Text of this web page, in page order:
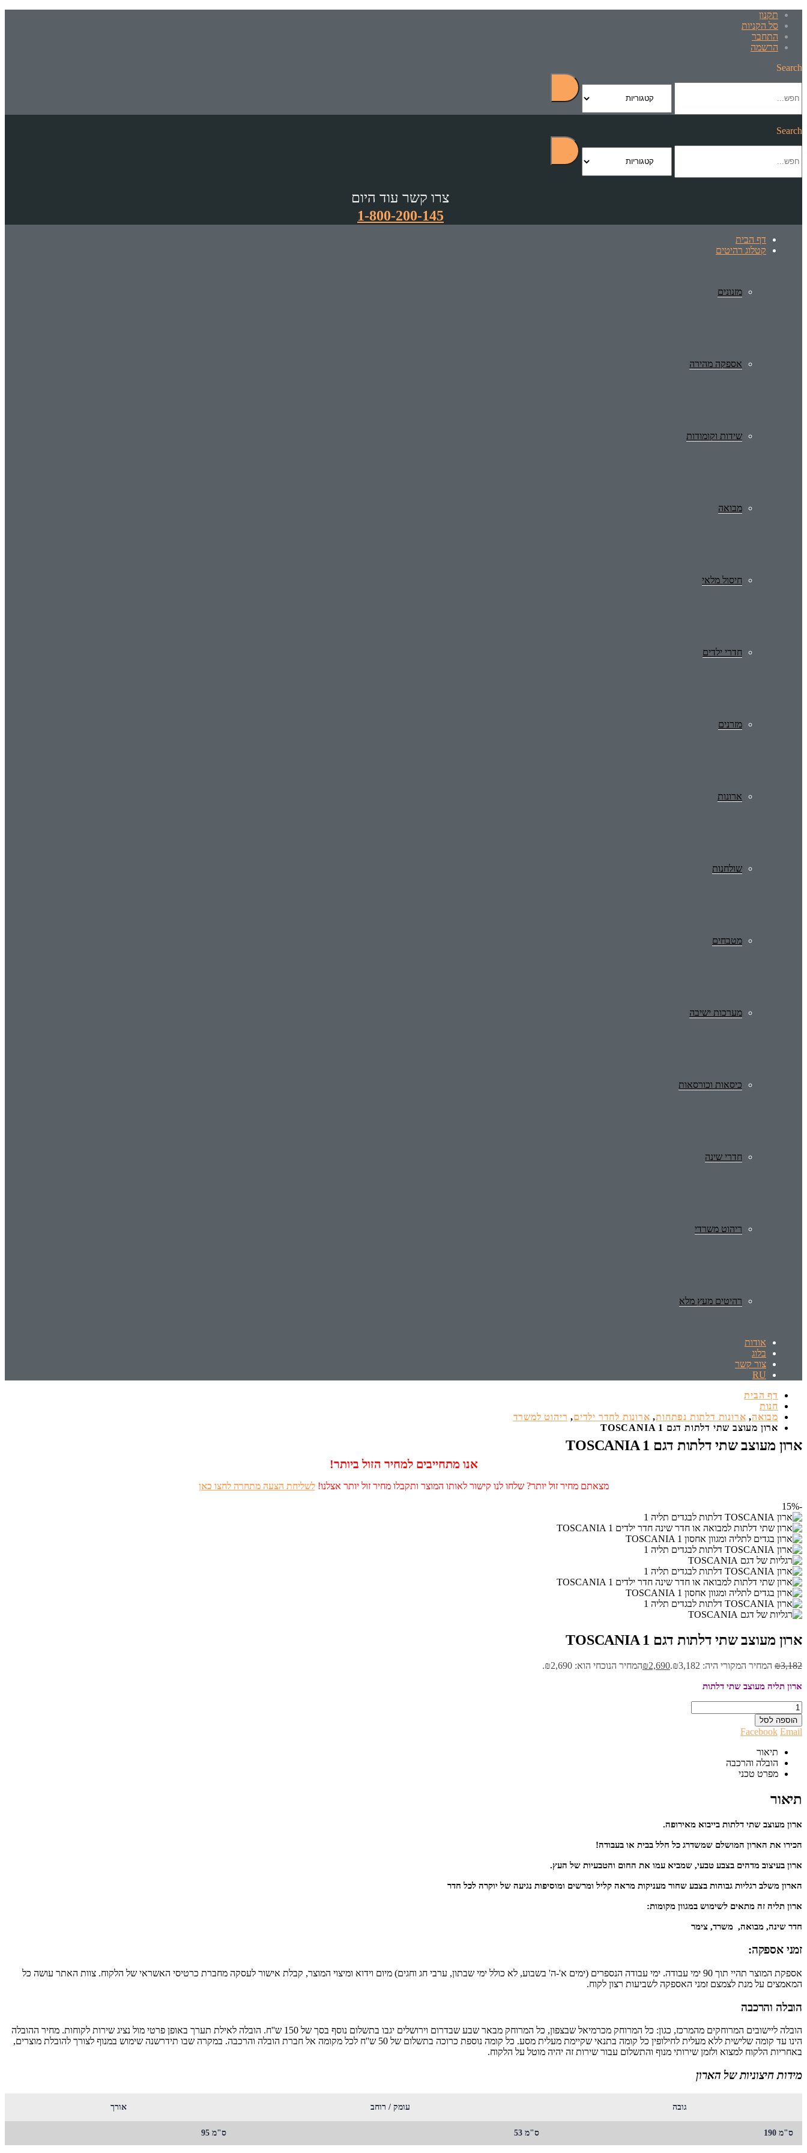
תקנון
סל הקניות
התחבר
הרשמה
Search
Search
צרו קשר עוד היום
1-800-200-145
דף הבית
קטלוג רהיטים
מזנונים
אספקה מהירה
שידות וקומודות
מבואה
חיסול מלאי
חדרי ילדים
מזרנים
ארונות
שולחנות
מטבחים
מערכות ישיבה
כיסאות וכורסאות
חדרי שינה
ריהוט משרדי
רהיטים מעץ מלא
אודות
בלוג
צור קשר
RU
דף הבית
חנות
מבואה, ארונות דלתות נפתחות, ארונות לחדר ילדים, ריהוט למשרד
ארון מעוצב שתי דלתות דגם TOSCANIA 1
ארון מעוצב שתי דלתות דגם TOSCANIA 1
אנו מתחייבים למחיר הזול ביותר!
מצאתם מחיר זול יותר? שלחו לנו קישור לאותו המוצר ותקבלו מחיר זול יותר אצלנו!לשליחת הצעה מתחרה לחצו כאן
-15%
ארון מעוצב שתי דלתות דגם TOSCANIA 1
₪3,182 המחיר המקורי היה: ₪3,182. ₪2,690 המחיר הנוכחי הוא: ₪2,690.
ארון תליה מעוצב שתי דלתות
הוספה לסל
Facebook Email
תיאור
הובלה והרכבה
מפרט טכני
תיאור
ארון מעוצב שתי דלתות בייבוא מאירופה.
הכירו את הארון המושלם שמשדרג כל חלל בבית או בעבודה!
ארון בעיצוב מדהים בצבע טבעי, שמביא עמו את החום והטבעיות של העץ.
הארון משלב רגליות גבוהות בצבע שחור מעניקות מראה קליל ומרשים ומוסיפות נגיעה של יוקרה לכל חדר
ארון תליה זה מתאים לשימוש במגוון מקומות:
חדר שינה, מבואה, משרד, צימר
זמני אספקה:
אספקת המוצר תהיי תוך 90 ימי עבודה. ימי עבודה הנספרים (ימים א'-ה' בשבוע, לא כולל ימי שבתון, ערבי חג וחגים) מיום וידוא ומיצוי המוצר, קבלת אישור לעסקה מחברת כרטיסי האשראי של הלקוח. צוות האתר עושה כל
המאמצים על מנת לצמצם זמני האספקה לשביעות רצון לקוח.
הובלה והרכבה
הובלה ליישובים המרוחקים מהמרכז, כגון: כל המרוחק מכרמיאל שבצפון, כל המרוחק מבאר שבע שבדרום וירושלים יגבו בתשלום נוסף בסך של 150 ש''ח. הובלה לאילת תערך באופן פרטי מול נציג שירות לקוחות. מחיר ההובלה
הינו עד קומה שלישית ללא מעלית לחילופין כל קומה בתנאי שקיימת מעלית מסע. כל קומה נוספת כרוכה בתשלום של 50 ש''ח לכל מקומה אל חברת הובלה והרכבה. במקרה שבו תידרשנה שימוש במנוף לצורך להובלת מוצרים,
באחריות הלקוח למצוא ולזמן שירותי מנוף והתשלום עבור שירות זה יהיה מוטל על הלקוח.
מידות חיצוניות של הארון
גובה עומק / רוחב אורך
ס"מ 190 ס"מ 53 ס"מ 95